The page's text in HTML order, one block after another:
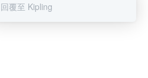
提醒您：系統會自動已讀訊息，如
回覆至 Kipling